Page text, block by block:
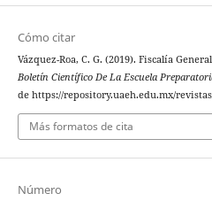
Cómo citar
Vázquez-Roa, C. G. (2019). Fiscalía
Boletín Científico De La Escuela
de https://repository.uaeh.edu.mx/
Más formatos de cita
Número